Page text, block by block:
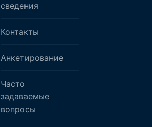
сведения
Контакты
Анкетирование
Часто
задаваемые
вопросы